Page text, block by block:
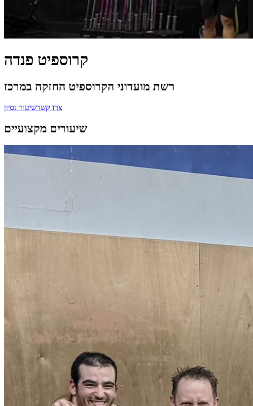
קרוספיט פנדה
רשת מועדוני הקרוספיט החזקה במרכז
צרו קשרשיעור נסיון
שיעורים מקצועיים